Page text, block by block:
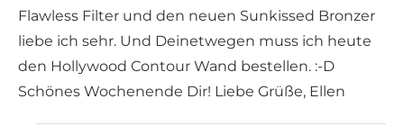
Flawless Filter und den neuen Sunkissed Bronzer
liebe ich sehr. Und Deinetwegen muss ich heute
den Hollywood Contour Wand bestellen. :-D
Schönes Wochenende Dir! Liebe Grüße, Ellen